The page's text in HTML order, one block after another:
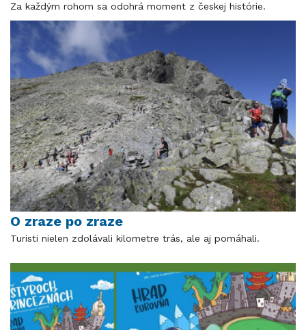
Za každým rohom sa odohrá moment z českej histórie.
O zraze po zraze
Turisti nielen zdolávali kilometre trás, ale aj pomáhali.